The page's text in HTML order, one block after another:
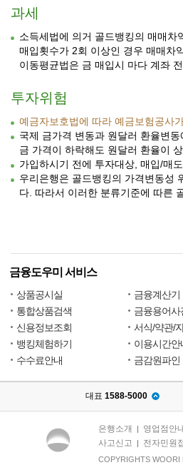
과세
소득세법에 의거 골드뱅킹의 매매
매입횟수가 2회 이상인 경우 매매차
이동평균법은 금 매입시 마다 계좌
투자위험
예금자보호법에 따라 예금보험공사
국제 금가격 변동과 원달러 환율변
금 가격이 하락해도 원달러 환율이
가입하시기 전에 투자대상, 매입/매
우리은행은 골드뱅킹의 가격변동성
다. 따라서 이러한 분류기준에 따른
금융도우미 서비스
상품공시실
금융계산기
통합상품검색
금융용어사
신용정보조회
서식/약관/
뱅킹체험하기
이용시간안
수수료안내
금감원파인
대표 1588-5000
은행소개 | 영업점안
사고신고 | 전자민원
COPYRIGHTS WOORI